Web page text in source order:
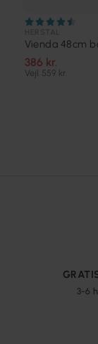
Vienda 48cm
386 kr.
Vejl. 559 kr.
3-6